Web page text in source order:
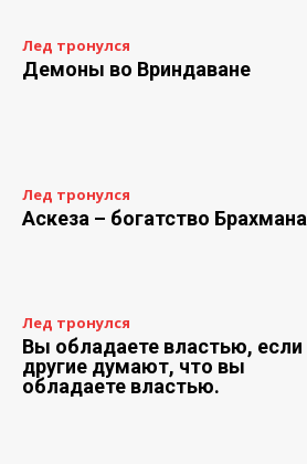
Лед тронулся
Демоны во Вриндаване
Лед тронулся
Аскеза – богатство Брахмана
Лед тронулся
Вы обладаете властью, если
другие думают, что вы
обладаете властью.